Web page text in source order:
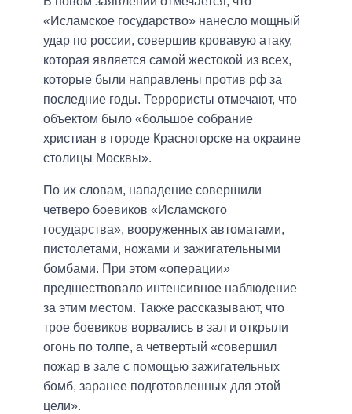
«Исламское государство» нанесло мощный
удар по россии, совершив кровавую атаку,
которая является самой жестокой из всех,
которые были направлены против рф за
последние годы. Террористы отмечают, что
объектом было «большое собрание
христиан в городе Красногорске на окраине
столицы Москвы».
По их словам, нападение совершили
четверо боевиков «Исламского
государства», вооруженных автоматами,
пистолетами, ножами и зажигательными
бомбами. При этом «операции»
предшествовало интенсивное наблюдение
за этим местом. Также рассказывают, что
трое боевиков ворвались в зал и открыли
огонь по толпе, а четвертый «совершил
пожар в зале с помощью зажигательных
бомб, заранее подготовленных для этой
цели».